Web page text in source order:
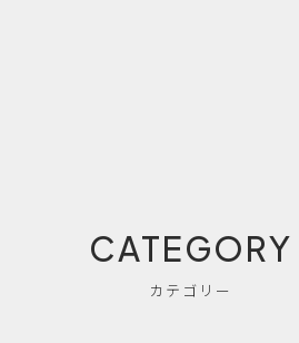
CATEGORY
カテゴリー